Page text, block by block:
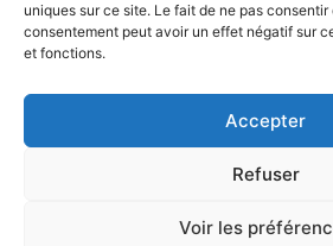
uniques sur ce site. Le fait de ne pas consentir
consentement peut avoir un effet négatif sur
et fonctions.
Accepter
Refuser
Voir les
Contact
Soutenez